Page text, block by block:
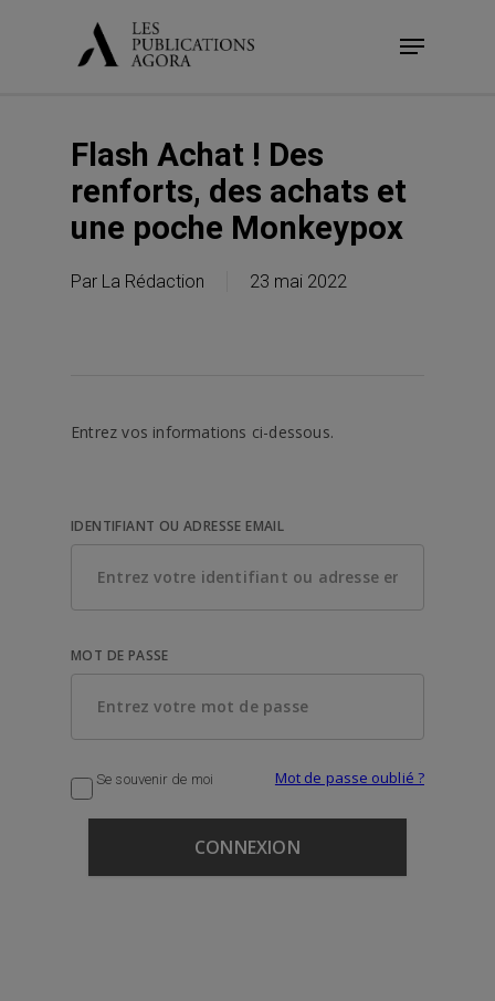
Menu
Flash Achat ! Des
renforts, des achats et
une poche Monkeypox
Par La Rédaction 23 mai 2022
Entrez vos informations ci-dessous.
IDENTIFIANT OU ADRESSE EMAIL
MOT DE PASSE
Se souvenir de moi Mot de passe oublié ?